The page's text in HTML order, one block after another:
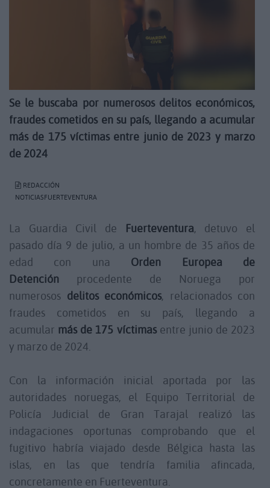
Se le buscaba por numerosos delitos económicos,
fraudes cometidos en su país, llegando a acumular
más de 175 víctimas entre junio de 2023 y marzo
de 2024
REDACCIÓN
NOTICIASFUERTEVENTURA
La Guardia Civil de Fuerteventura, detuvo el
pasado día 9 de julio, a un hombre de 35 años de
edad con una Orden Europea de
Detención procedente de Noruega por
numerosos delitos económicos, relacionados con
fraudes cometidos en su país, llegando a
acumular más de 175 víctimasentre junio de 2023
y marzo de 2024.
Con la información inicial aportada por las
autoridades noruegas, el Equipo Territorial de
Policía Judicial de Gran Tarajal realizó las
indagaciones oportunas comprobando que el
fugitivo habría viajado desde Bélgica hasta las
islas, en las que tendría familia afincada,
concretamente en Fuerteventura.